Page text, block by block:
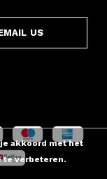
US
akkoord met het
te verbeteren.